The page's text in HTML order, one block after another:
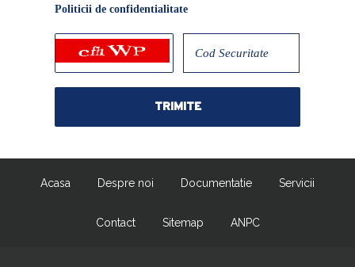
Politicii de confidentialitate
Acasa Despre noi Documentatie Servicii
Contact Sitemap ANPC